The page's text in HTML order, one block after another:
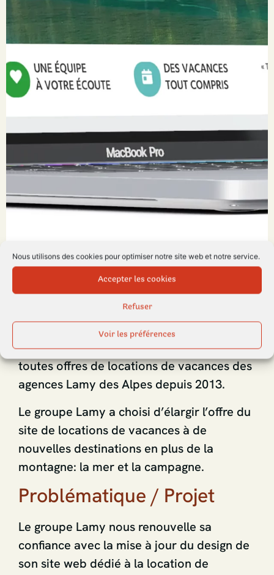
Nous utilisons des cookies pour optimiser notre site web et notre service.
Accepter les cookies
Refuser
Voir les préférences
Dans cet article
Lamy Vacances est le site de location de
vacances du groupe Lamy. Il regroupe
toutes offres de locations de vacances des
agences Lamy des Alpes depuis 2013.
Le groupe Lamy a choisi d’élargir l’offre du
site de locations de vacances à de
nouvelles destinations en plus de la
montagne: la mer et la campagne.
Problématique / Projet
Le groupe Lamy nous renouvelle sa
confiance avec la mise à jour du design de
son site web dédié à la location de